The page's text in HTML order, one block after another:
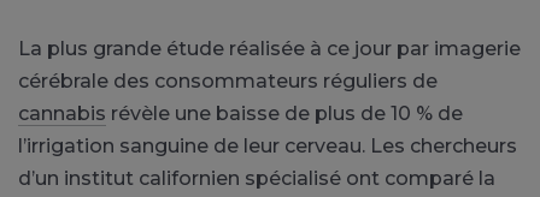
La plus grande étude réalisée à ce jour par imagerie
cérébrale des consommateurs réguliers de
cannabis révèle une baisse de plus de 10 % de
l’irrigation sanguine de leur cerveau. Les chercheurs
d’un institut californien spécialisé ont comparé la